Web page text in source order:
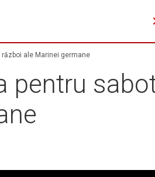
ale Marinei germane
pentru